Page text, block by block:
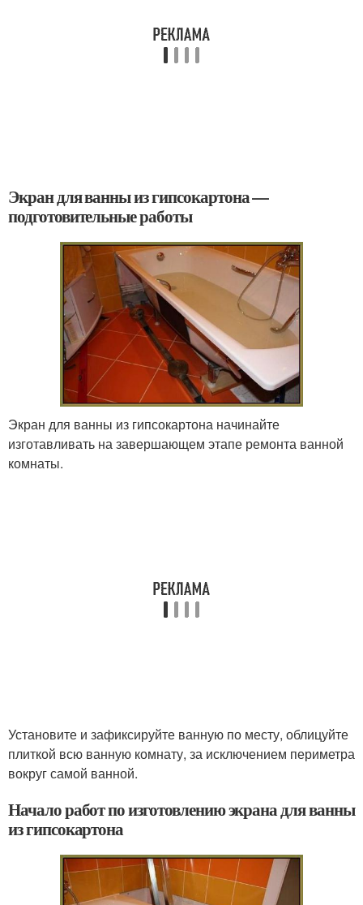
Экран для ванны из гипсокартона —
подготовительные работы
Экран для ванны из гипсокартона начинайте
изготавливать на завершающем этапе ремонта ванной
комнаты.
Установите и зафиксируйте ванную по месту, облицуйте
плиткой всю ванную комнату, за исключением периметра
вокруг самой ванной.
Начало работ по изготовлению экрана для ванны
из гипсокартона